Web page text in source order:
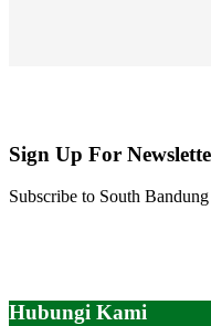
Sign Up For
Subscribe to South
Hubungi Kami